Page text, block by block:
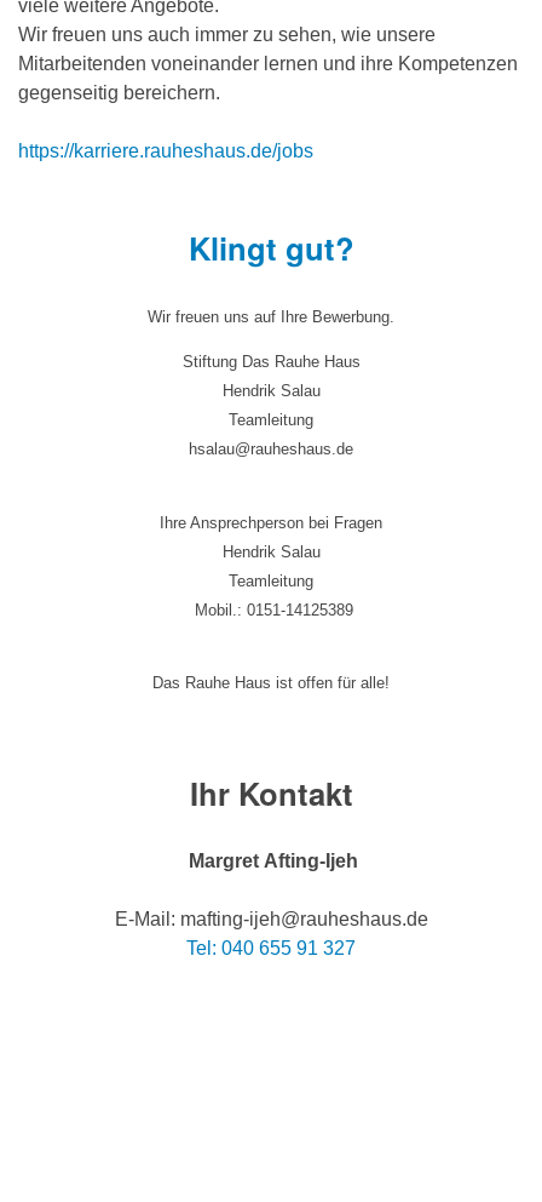
viele weitere Angebote.
Wir freuen uns auch immer zu sehen, wie unsere
Mitarbeitenden voneinander lernen und ihre Kompetenzen
gegenseitig bereichern.
https://karriere.rauheshaus.de/jobs
Klingt gut?
Wir freuen uns auf Ihre Bewerbung.
Stiftung Das Rauhe Haus
Hendrik Salau
Teamleitung
hsalau@rauheshaus.de
Ihre Ansprechperson bei Fragen
Hendrik Salau
Teamleitung
Mobil.: 0151-14125389
Das Rauhe Haus ist offen für alle!
Ihr Kontakt
Margret Afting-Ijeh
E-Mail: mafting-ijeh@rauheshaus.de
Tel: 040 655 91 327